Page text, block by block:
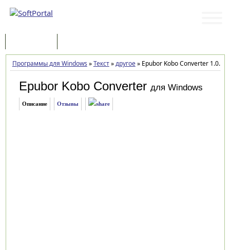
Программы для Windows »Текст»другое»Epubor Kobo Converter
Epubor Kobo Converter для Windows
Описание Отзывы